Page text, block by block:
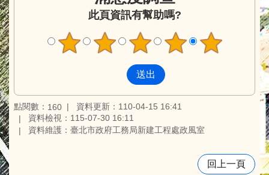
此頁資訊有幫助嗎?
點閱數： 160
資料更新：110-04-15 16:41
資料檢視：115-07-30 16:11
資料維護：臺北市政府工務局新建工程處政風室
回上一頁